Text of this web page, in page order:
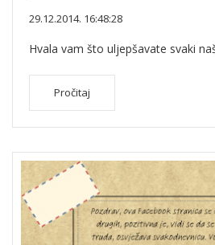
29.12.2014. 16:48:28
Hvala vam što uljepšavate svaki
Pročitaj